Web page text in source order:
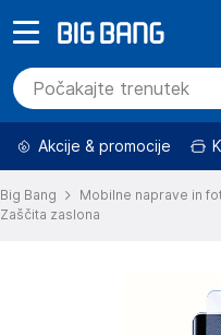
Akcije & promocije
Big Bang Mobilne naprave in
Zaščita zaslona